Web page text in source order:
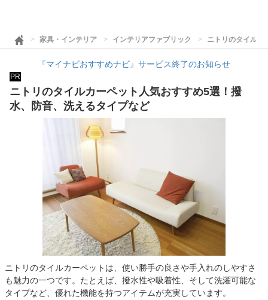
家具・インテリア インテリアファブリック ニトリのタイルカ
『マイナビおすすめナビ』サービス終了のお知らせ
PR
ニトリのタイルカーペット人気おすすめ5選！撥
水、防音、洗えるタイプなど
ニトリのタイルカーペットは、使い勝手の良さや手入れのしやすさ
も魅力の一つです。たとえば、撥水性や吸着性、そして洗濯可能な
タイプなど、優れた機能を持つアイテムが充実しています。